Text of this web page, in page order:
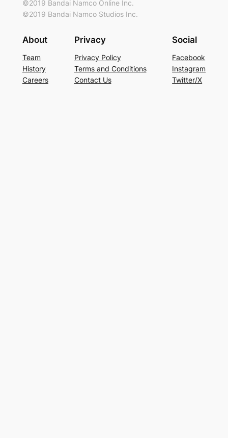
©2019 Bandai Namco Online Inc.
©2019 Bandai Namco Studios Inc.
About
Team
History
Careers
Privacy
Privacy Policy
Terms and Conditions
Contact Us
Social
Facebook
Instagram
Twitter/X